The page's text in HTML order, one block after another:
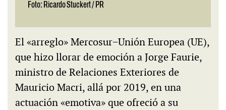
Foto: Ricardo Stuckert / PR
El «arreglo» Mercosur−Unión Europea (UE),
que hizo llorar de emoción a Jorge Faurie,
ministro de Relaciones Exteriores de
Mauricio Macri, allá por 2019, en una
actuación «emotiva» que ofreció a su